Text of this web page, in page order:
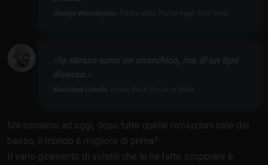
Ma torniamo ad oggi, dopo tutte quelle rivoluzioni nate dal
basso, il mondo è migliore di prima?
Il vario giramento di volatili che le ha fatte scoppiare è